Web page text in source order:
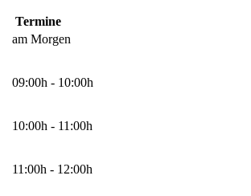
Termine
am Morgen
09:00h - 10:00h
10:00h - 11:00h
11:00h - 12:00h